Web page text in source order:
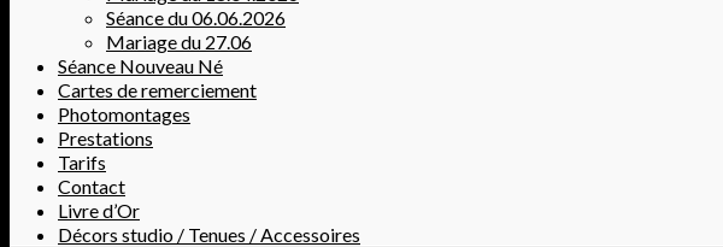
Séance du 06.06.2026
Mariage du 27.06
Séance Nouveau Né
Cartes de remerciement
Photomontages
Prestations
Tarifs
Contact
Livre d’Or
Décors studio / Tenues / Accessoires